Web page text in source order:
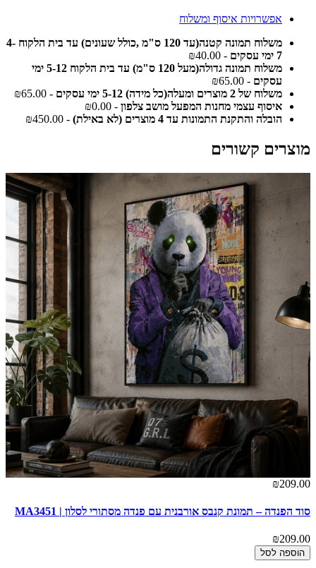
אפשרויות איסוף ומשלוח
משלוח תמונה קטנה(עד 120 ס"מ ,כולל שעונים) עד בית הלקוח 4-
7 ימי עסקים
- ₪40.00
משלוח תמונה גדולה(מעל 120 ס"מ) עד בית הלקוח 5-12 ימי
עסקים - ₪65.00
משלוח של 2 מוצרים ומעלה(כל מידה) 5-12 ימי עסקים
- ₪65.00
איסוף עצמי מחנות המפעל מושב צלפון - ₪0.00
הובלה והתקנת התמונות עד 4 מוצרים (לא באילת)
- ₪450.00
מוצרים קשורים
₪209.00
סוד הפנדה – תמונת קנבס אורבנית עם פנדה מסתורי לסלון | MA3451
₪209.00
הוספה לסל